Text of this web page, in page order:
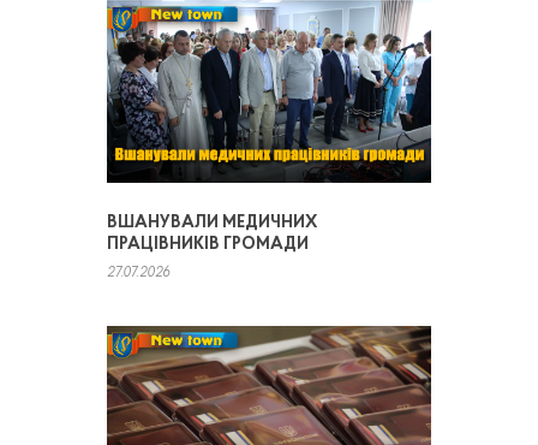
ВШАНУВАЛИ МЕДИЧНИХ
ПРАЦІВНИКІВ ГРОМАДИ
27.07.2026